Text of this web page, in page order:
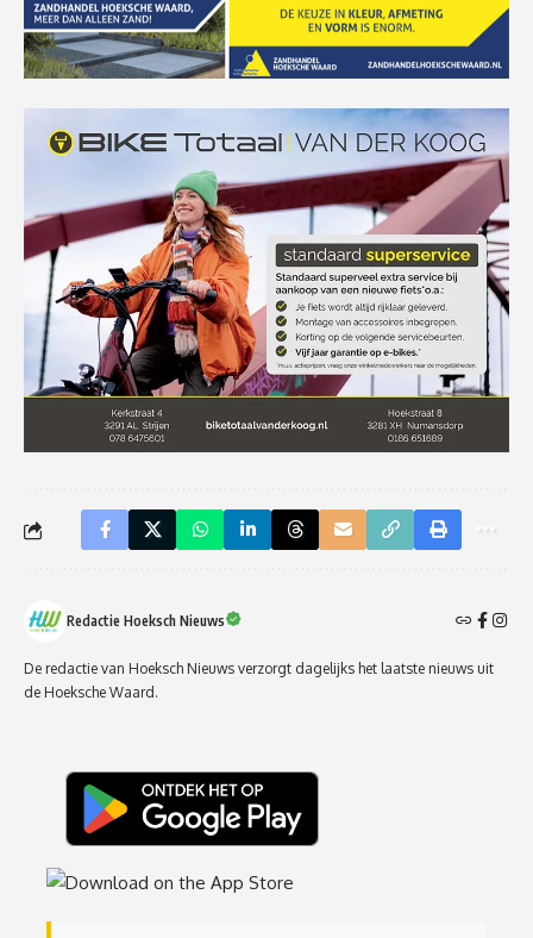
Redactie Hoeksch Nieuws
De redactie van Hoeksch Nieuws verzorgt dagelijks het laatste nieuws uit
de Hoeksche Waard.